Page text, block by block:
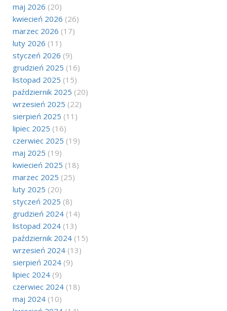
maj 2026 (20)
kwiecień 2026 (26)
marzec 2026 (17)
luty 2026 (11)
styczeń 2026 (9)
grudzień 2025 (16)
listopad 2025 (15)
październik 2025 (20)
wrzesień 2025 (22)
sierpień 2025 (11)
lipiec 2025 (16)
czerwiec 2025 (19)
maj 2025 (19)
kwiecień 2025 (18)
marzec 2025 (25)
luty 2025 (20)
styczeń 2025 (8)
grudzień 2024 (14)
listopad 2024 (13)
październik 2024 (15)
wrzesień 2024 (13)
sierpień 2024 (9)
lipiec 2024 (9)
czerwiec 2024 (18)
maj 2024 (10)